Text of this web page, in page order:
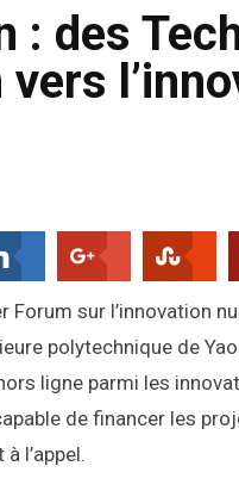
: des
vers
Forum sur l’innovation
polytechnique de
ligne parmi les
de financer les
l’appel.